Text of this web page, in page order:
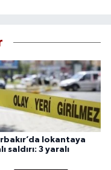
lokantaya
saldırı: 3 yaralı